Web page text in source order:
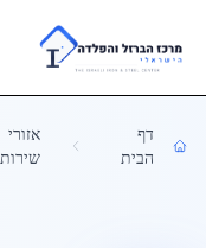
Skip to main content
דף
הבית
אזורי
שירות